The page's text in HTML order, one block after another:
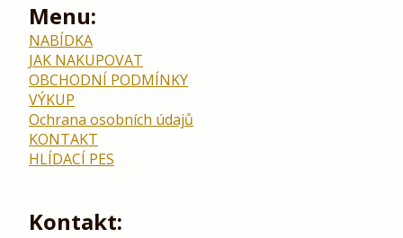
Menu:
NABÍDKA
JAK NAKUPOVAT
OBCHODNÍ PODMÍNKY
VÝKUP
Ochrana osobních údajů
KONTAKT
HLÍDACÍ PES
Kontakt: